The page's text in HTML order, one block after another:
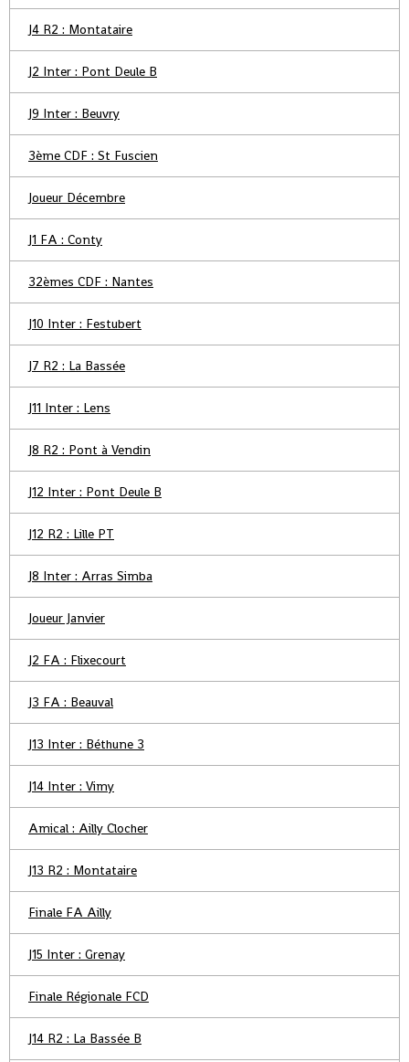
J4 R2 : Montataire
J2 Inter : Pont Deule B
J9 Inter : Beuvry
3ème CDF : St Fuscien
Joueur Décembre
J1 FA : Conty
32èmes CDF : Nantes
J10 Inter : Festubert
J7 R2 : La Bassée
J11 Inter : Lens
J8 R2 : Pont à Vendin
J12 Inter : Pont Deule B
J12 R2 : Lille PT
J8 Inter : Arras Simba
Joueur Janvier
J2 FA : Flixecourt
J3 FA : Beauval
J13 Inter : Béthune 3
J14 Inter : Vimy
Amical : Ailly Clocher
J13 R2 : Montataire
Finale FA Ailly
J15 Inter : Grenay
Finale Régionale FCD
J14 R2 : La Bassée B